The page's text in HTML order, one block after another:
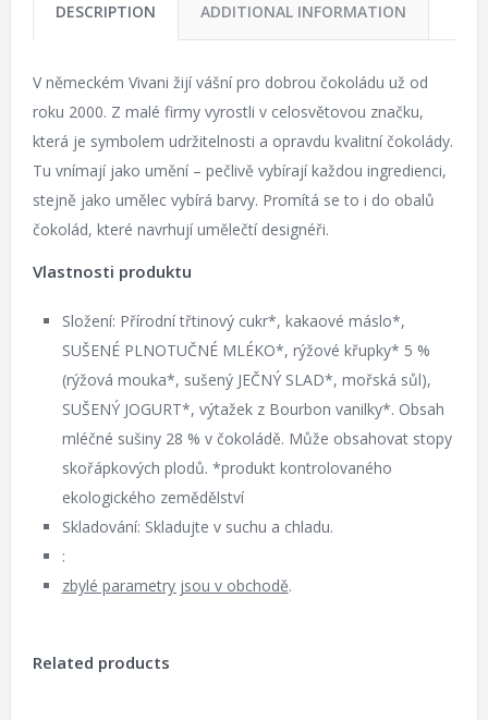
DESCRIPTION ADDITIONAL INFORMATION
V německém Vivani žijí vášní pro dobrou čokoládu už od
roku 2000. Z malé firmy vyrostli v celosvětovou značku,
která je symbolem udržitelnosti a opravdu kvalitní čokolády.
Tu vnímají jako umění – pečlivě vybírají každou ingredienci,
stejně jako umělec vybírá barvy. Promítá se to i do obalů
čokolád, které navrhují umělečtí designéři.
Vlastnosti produktu
Složení: Přírodní třtinový cukr*, kakaové máslo*,
SUŠENÉ PLNOTUČNÉ MLÉKO*, rýžové křupky* 5 %
(rýžová mouka*, sušený JEČNÝ SLAD*, mořská sůl),
SUŠENÝ JOGURT*, výtažek z Bourbon vanilky*. Obsah
mléčné sušiny 28 % v čokoládě. Může obsahovat stopy
skořápkových plodů. *produkt kontrolovaného
ekologického zemědělství
Skladování: Skladujte v suchu a chladu.
:
zbylé parametry jsou v obchodě.
Related products